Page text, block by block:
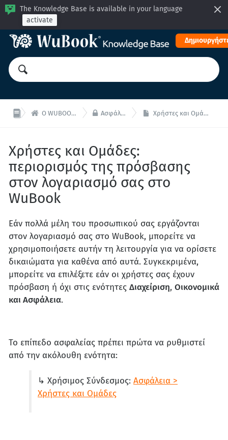
The Knowledge Base is available in your language
activate
 Ο WUBOOK ΛΟΓΑΡΙΑΣΜΟΣ ΣΑΣ: Πληρωμές και διαχείριση  Ασφάλεια του Wubook Λογαριασμού σας Χρήστες και Ομάδες: περιορισμός της πρόσβασης στον λογαριασμό σας στο WuBook
Χρήστες και Ομάδες:
περιορισμός της πρόσβασης
στον λογαριασμό σας στο
WuBook
Εάν πολλά μέλη του προσωπικού σας εργάζονται
στον λογαριασμό σας στο WuBook, μπορείτε να
χρησιμοποιήσετε αυτήν τη λειτουργία για να ορίσετε
δικαιώματα για καθένα από αυτά. Συγκεκριμένα,
μπορείτε να επιλέξετε εάν οι χρήστες σας έχουν
πρόσβαση ή όχι στις ενότητες Διαχείριση, Οικονομικά
και Ασφάλεια.
Το επίπεδο ασφαλείας πρέπει πρώτα να ρυθμιστεί
από την ακόλουθη ενότητα:
↳ Χρήσιμος Σύνδεσμος: Ασφάλεια >
Χρήστες και Ομάδες